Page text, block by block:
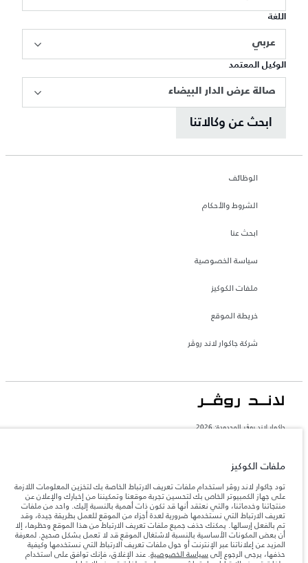
اللغة
عربي
الوكيل المعتمد
صالة عرض الدار البيضاء
ابحث عن وكالاتنا
الوظائف
الشروط والأحكام
ابحث عنا
سياسة الخصوصية
ملفات الكوكيز
خريطة الموقع
شركة جاكوار لاند روڤر
جاكوار لاند روڨر المحدودة: 2026
تعكس الأوزان المذكورة مواصفات السيارة القياسية. سوف تؤثر الإكسسوارات وغيرها من
العناصر المثبتة بعد نقطة التصنيع في الحمولة. تأكد من عدم تجاوز الوزن الإجمالي للسيارة
والحمولة.
المعلومات والمواصفات والأسعار والألوان المذكورة على هذا الموقع قد تختلف من بلد إلى
آخر، كما أنّها قد تتغير بدون إشعار مسبق. الرجاء التواصل مع وكيلنا المحلي للتأكد من توفّرها
والتحقق من الأسعار.
ملاحظة مهمة حول الصور والمواصفات. إن النقص العالمي في أشباه الموصلات يؤثر حاليًا
ملفات الكوكيز
تود جاكوار لاند روڤر استخدام ملفات تعريف الارتباط الخاصة بك لتخزين المعلومات اللازمة
على جهاز الكمبيوتر الخاص بك لتحسين تجربة موقعنا وتمكيننا من إخبارك والإعلان عن
منتجاتنا وخدماتنا، والتي نعتقد أنها قد تكون ذات أهمية بالنسبة إليك. واحد من ملفات
تعريف الارتباط التي نستخدمها ضرورية لعدة أجزاء من الموقع للعمل بطريقة جيدة، وقد
تم بالفعل إرسالها. يمكنك حذف جميع ملفات تعريف الارتباط من هذا الموقع وحظرها، إلا
أن بعض المكونات الأساسية بالنسبة لاشتغال الموقع قد لا تعمل بشكل صحيح. لمعرفة
المزيد عن إعلاناتنا عبر الإنترنت أو حول ملفات تعريف الارتباط التي نستخدمها وكيفية
حذفها، يرجى الرجوع إلى سياسة الخصوصية. عند الإغلاق، فإنك توافق على استخدام